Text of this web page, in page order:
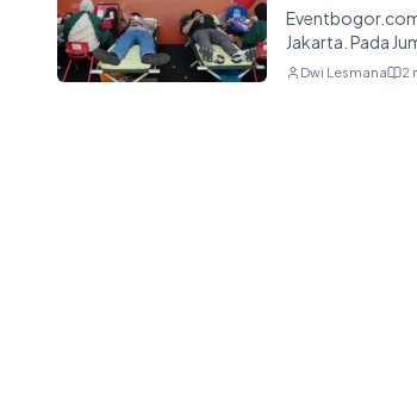
Eventbogor.com
Jakarta. Pada
Dwi Lesmana 2